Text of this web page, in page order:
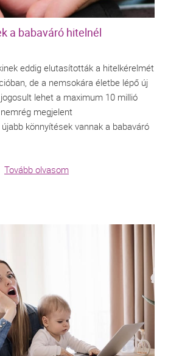
a babaváró hitelnél
eddig elutasították a hitelkérelmét
de a nemsokára életbe lépő új
lehet a maximum 10 millió
megjelent
könnyítések vannak a babaváró
Tovább olvasom